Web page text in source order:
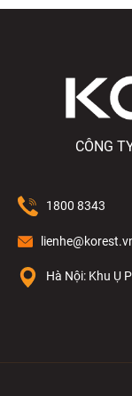
CÔNG
1800 8343
Hà Nội: Khu Ụ